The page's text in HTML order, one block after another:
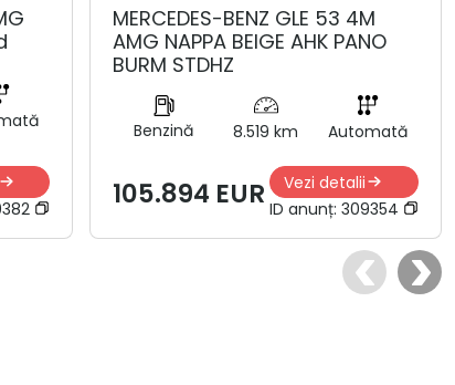
MERCEDES-BENZ GLE 53 4M
AMG NAPPA BEIGE AHK PANO
BURM STDHZ
Benzină 8.519 km Automată
105.894 EUR
Vezi detalii
ID anunț: 309354